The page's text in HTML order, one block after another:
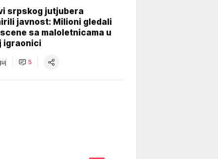
srpskog jutjubera
javnost: Milioni gledali
sa maloletnicama u
igraonici
5